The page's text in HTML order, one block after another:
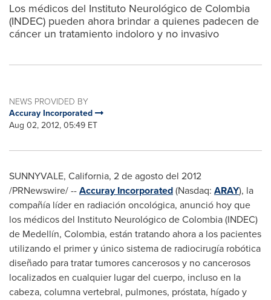
Los médicos del Instituto Neurológico de Colombia
(INDEC) pueden ahora brindar a quienes padecen de
cáncer un tratamiento indoloro y no invasivo
NEWS PROVIDED BY
Accuray Incorporated
Aug 02, 2012, 05:49 ET
SUNNYVALE, California, 2 de agosto del 2012
/PRNewswire/ --Accuray Incorporated(Nasdaq: ARAY), la
compañía líder en radiación oncológica, anunció hoy que
los médicos del Instituto Neurológico deColombia(INDEC)
de Medellín, Colombia, están tratando ahora a los pacientes
utilizando el primer y único sistema de radiocirugía robótica
diseñado para tratar tumores cancerosos y no cancerosos
localizados en cualquier lugar del cuerpo, incluso en la
cabeza, columna vertebral, pulmones, próstata, hígado y